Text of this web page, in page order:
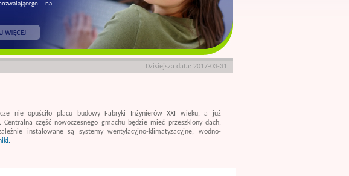
na
Dzisiejsza data: 2017-03-31
nie opuściło placu budowy Fabryki Inżynierów XXI wieku, a już
część nowoczesnego gmachu będzie mieć przeszklony dach,
instalowane są systemy wentylacyjno-klimatyzacyjne, wodno-